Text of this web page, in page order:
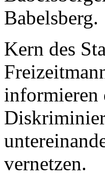
Babelsberg.
Kern des
informieren
vernetzen.